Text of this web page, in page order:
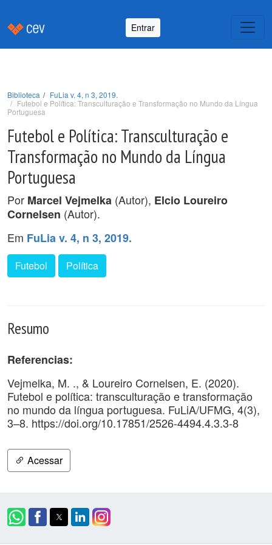
Entrar
Biblioteca
FuLia v. 4, n 3, 2019.
Futebol e Política: Transculturação e Transformação no Mundo da Língua
Portuguesa
Futebol e Política: Transculturação e
Transformação no Mundo da Língua
Portuguesa
Por Marcel Vejmelka (Autor), Elcio Loureiro
Cornelsen (Autor).
Em FuLia v. 4, n 3, 2019.
Futebol Política
Resumo
Referencias:
Vejmelka, M. ., & Loureiro Cornelsen, E. (2020).
Futebol e política: transculturação e transformação
no mundo da língua portuguesa. FuLiA/UFMG, 4(3),
3–8. https://doi.org/10.17851/2526-4494.4.3.3-8
Acessar